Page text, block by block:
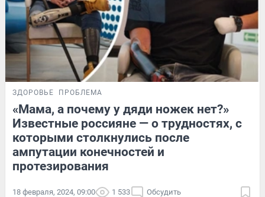
ЗДОРОВЬЕ ПРОБЛЕМА
«Мама, а почему у дяди ножек нет?»
Известные россияне — о трудностях, с
которыми столкнулись после
ампутации конечностей и
протезирования
18 февраля, 2024, 09:00 1 533 Обсудить